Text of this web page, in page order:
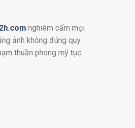
nghiêm cấm mọi
ảnh không đúng quy
thuần phong mỹ tục